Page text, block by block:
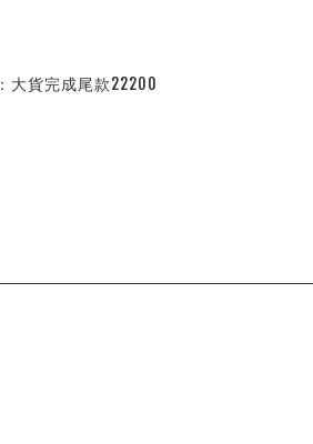
大貨完成尾款22200